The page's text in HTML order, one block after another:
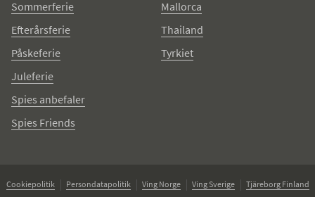
Sommerferie
Efterårsferie
Påskeferie
Juleferie
Spies anbefaler
Spies Friends
Mallorca
Thailand
Tyrkiet
Cookiepolitik Persondatapolitik Ving Norge Ving Sverige
Tjäreborg Finland